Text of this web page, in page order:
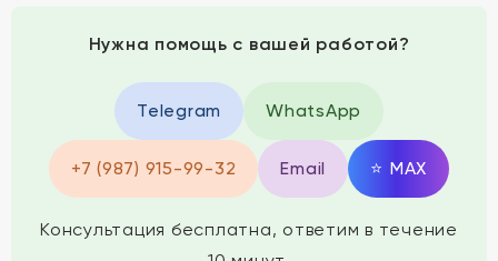
Нужна помощь с вашей работой?
Telegram WhatsApp
+7 (987) 915-99-32 Email ⭐ MAX
Консультация бесплатна, ответим в течение